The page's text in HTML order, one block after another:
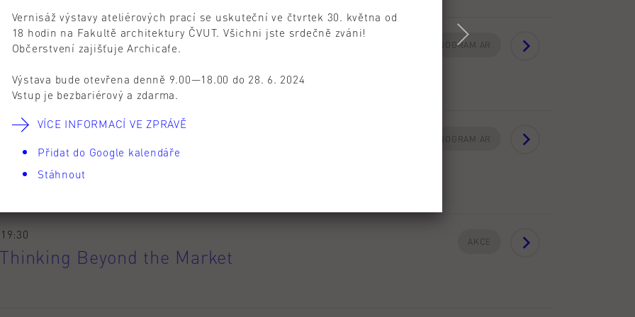
roku
HARMONOGRAM AR
kreditů za AR 2025/26 podle
HARMONOGRAM AR
Beyond the Market
AKCE
Vernisáž výstavy ateliérových prací se uskuteční ve čtvrtek 30. května od
18 hodin na Fakultě architektury ČVUT. Všichni jste srdečně zváni!
Občerstvení zajišťuje Archicafe.
Výstava bude otevřena denně 9.00—18.00 do 28. 6. 2024
Vstup je bezbariérový a zdarma.
VÍCE INFORMACÍ VE ZPRÁVĚ
Přidat do Google kalendáře
Stáhnout